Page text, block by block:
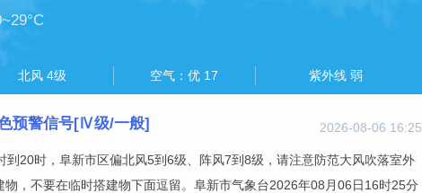
北风 4级 空气：优 17 紫外线 弱
2026-08-06 16:25
预警信号[Ⅳ级/一般]
到20时，阜新市区偏北风5到6级、阵风7到8级，请注意防范大风吹落室外
，不要在临时搭建物下面逗留。阜新市气象台2026年08月06日16时25分